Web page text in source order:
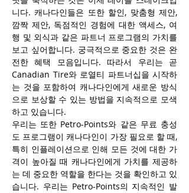
니다. 캐나다인들은 또한 할인, 맞춤형 제안,
깜짝 제안, 독점적인 경험에 대한 액세스, 여
행 및 외식과 같은 파트너 프로그램의 가치를
보고 싶어합니다. 궁극적으로 중요한 것은 완
전한 혜택 모음입니다. 따라서 우리는 곧
Canadian Tire와 로열티 파트너십을 시작하
는 것을 포함하여 캐나다인에게 새로운 방식
으로 보상할 수 있는 방법을 지속적으로 모색
하고 있습니다.
우리는 또한 Petro-Points와 같은 무료 충성
도 프로그램이 캐나다인이 가장 필요로 할 때,
특히 인플레이션으로 인해 모든 것에 대한 가
격이 높아질 때 캐나다인에게 가치를 제공하
는 데 중요한 역할을 한다는 것을 확인하고 있
습니다. 우리는 Petro-Points의 지속적인 발